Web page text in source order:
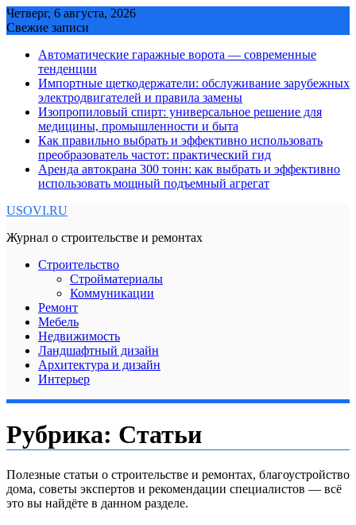
Skip
to
Четверг, 6 августа, 2026
Свежие записи
Автоматические гаражные ворота — современные
тенденции
Импортные щеткодержатели: обслуживание зарубежных
электродвигателей и правила замены
Изопропиловый спирт: универсальное решение для
медицины, промышленности и быта
Как правильно выбрать и эффективно использовать
преобразователь частот: практический гид
Аренда автокрана 300 тонн: как выбрать и эффективно
использовать мощный подъемный агрегат
USOVI.RU
Журнал о строительстве и ремонтах
Строительство
Стройматериалы
Коммуникации
Ремонт
Мебель
Недвижимость
Ландшафтный дизайн
Архитектура и дизайн
Интерьер
Рубрика: Статьи
Полезные статьи о строительстве и ремонтах, благоустройство
дома, советы экспертов и рекомендации специалистов — всё
это вы найдёте в данном разделе.